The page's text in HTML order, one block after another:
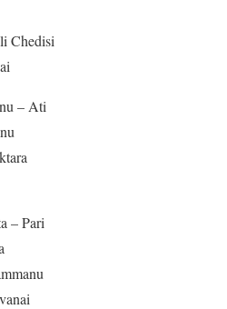
Chedisi
– Ati
– Pari